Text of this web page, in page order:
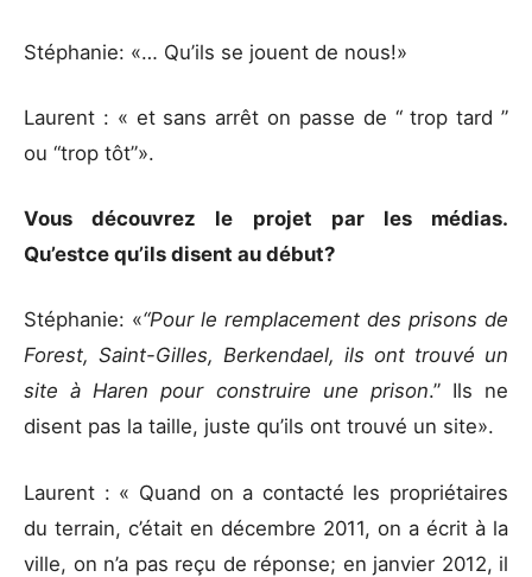
Stéphanie: «… Qu’ils se jouent de nous!»
Laurent : « et sans arrêt on passe de “ trop tard ”
ou “trop tôt”».
Vous découvrez le projet par les médias.
Qu’estce qu’ils disent au début?
Stéphanie: «“Pour le remplacement des prisons de
Forest, Saint-Gilles, Berkendael, ils ont trouvé un
site à Haren pour construire une prison.” Ils ne
disent pas la taille, juste qu’ils ont trouvé un site».
Laurent : « Quand on a contacté les propriétaires
du terrain, c’était en décembre 2011, on a écrit à la
ville, on n’a pas reçu de réponse; en janvier 2012, il